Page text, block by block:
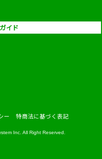
イド
ー 特商法に基づく表記
Inc. All Right Reserved.